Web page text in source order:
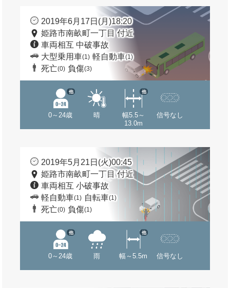
2019年6月17日(月)18:20
姫路市南畝町一丁目 付近
車両相互 中破事故
大型乗用車(1) 軽自動車(1)
死亡(0) 負傷(3)
0～24歳
他
晴
幅5.5～
13.0m
他
信号なし
2019年5月21日(火)00:45
姫路市南畝町一丁目 付近
車両相互 小破事故
軽自動車(1) 自転車(1)
死亡(0) 負傷(1)
0～24歳
他
雨 幅～5.5m
他
信号なし